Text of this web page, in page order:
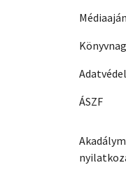
ÁSZF